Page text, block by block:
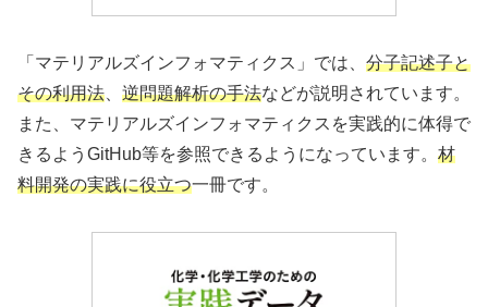
「マテリアルズインフォマティクス」では、 分子記述子と
その利用法
逆問題解析の手法などが説明されています。
また、マテリアルズインフォマティクスを実践的に体得で
きるようGitHub等を参照できるようになっています。 材
料開発の実践に役立つ一冊です。